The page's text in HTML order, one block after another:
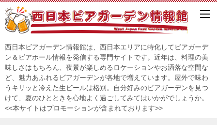
西日本ビアガーデン情報館は、西日本エリアに特化してビアガーデ
ン＆ビアホール情報を発信する専門サイトです。近年は、料理の美
味しさはもちろん、夜景が楽しめるロケーションやお洒落な空間な
ど、魅力あふれるビアガーデンが各地で増えています。屋外で味わ
うキリッと冷えた生ビールは格別。自分好みのビアガーデンを見つ
けて、夏のひとときを心地よく過ごしてみてはいかがでしょうか。
<<本サイトはプロモーションが含まれております>>